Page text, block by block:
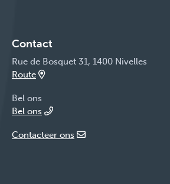
Contact
Rue de Bosquet 31, 1400 Nivelles
Route
Bel ons
Bel ons
Contacteer ons